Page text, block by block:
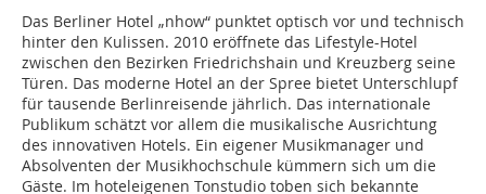
Das Berliner Hotel „nhow“ punktet optisch vor und technisch
hinter den Kulissen. 2010 eröffnete das Lifestyle-Hotel
zwischen den Bezirken Friedrichshain und Kreuzberg seine
Türen. Das moderne Hotel an der Spree bietet Unterschlupf
für tausende Berlin­reisende jährlich. Das internatio­nale
Publikum schätzt vor allem die musikalische Ausrichtung
des innovativen Hotels. Ein eigener Musikmanager und
Absolventen der Musikhochschule kümmern sich um die
Gäste. Im hoteleigenen Tonstudio toben sich bekannte